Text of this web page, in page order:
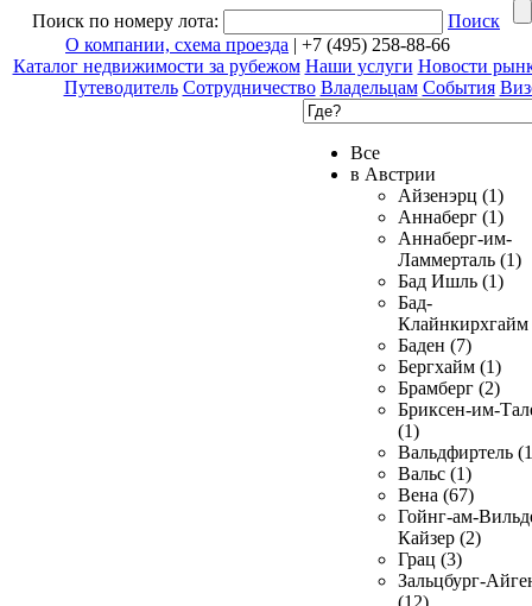
Поиск по номеру лота:
Поиск
О компании, схема проезда | +7 (495) 258-88-66
Каталог недвижимости за рубежом Наши услуги Новости
Путеводитель Сотрудничество Владельцам События
Все
в Австрии
Айзенэрц (1)
Аннаберг (1)
Аннаберг-им-
Ламмерталь (1)
Бад Ишль (1)
Бад-
Клайнкирхгайм
Баден (7)
Бергхайм (1)
Брамберг (2)
Бриксен-им-
(1)
Вальдфиртель
Вальс (1)
Вена (67)
Гойнг-ам-
Кайзер (2)
Грац (3)
Зальцбург-
(12)